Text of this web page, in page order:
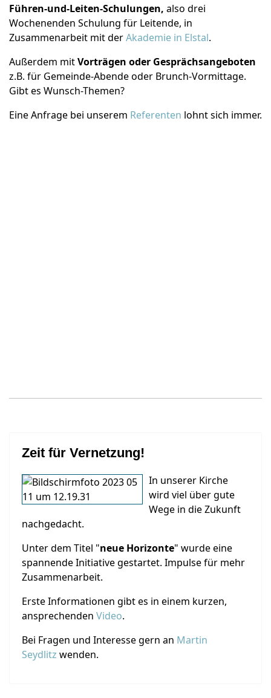
Führen-und-Leiten-Schulungen, also drei
Wochenenden Schulung für Leitende, in
Zusammenarbeit mit derAkademie in Elstal.
Außerdem mitVorträgen oder Gesprächsangeboten
z.B. für Gemeinde-Abende oder Brunch-Vormittage.
Gibt es Wunsch-Themen?
Eine Anfrage bei unserem Referenten lohnt sich immer.
Zeit für Vernetzung!
In unserer Kirche
wird viel über gute
Wege in die Zukunft
nachgedacht.
Unter dem Titel "neue Horizonte" wurde eine
spannende Initiative gestartet. Impulse für mehr
Zusammenarbeit.
Erste Informationen gibt es in einem kurzen,
ansprechenden Video.
Bei Fragen und Interesse gern an Martin
Seydlitz wenden.